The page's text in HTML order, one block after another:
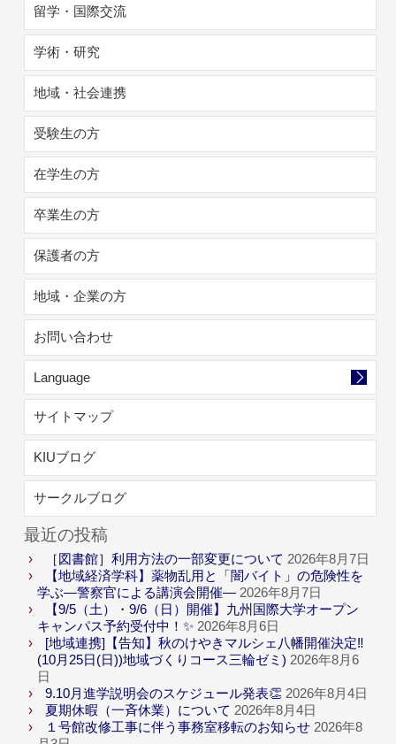
留学・国際交流
学術・研究
地域・社会連携
受験生の方
在学生の方
卒業生の方
保護者の方
地域・企業の方
お問い合わせ
Language
サイトマップ
KIUブログ
サークルブログ
最近の投稿
［図書館］利用方法の一部変更について 2026年8月7日
【地域経済学科】薬物乱用と「闇バイト」の危険性を
学ぶ―警察官による講演会開催― 2026年8月7日
【9/5（土）・9/6（日）開催】九州国際大学オープン
キャンパス予約受付中！✨ 2026年8月6日
[地域連携]【告知】秋のけやきマルシェ八幡開催決定‼
(10月25日(日))地域づくりコース三輪ゼミ) 2026年8月6
日
9.10月進学説明会のスケジュール発表👏 2026年8月4日
夏期休暇（一斉休業）について 2026年8月4日
１号館改修工事に伴う事務室移転のお知らせ 2026年8